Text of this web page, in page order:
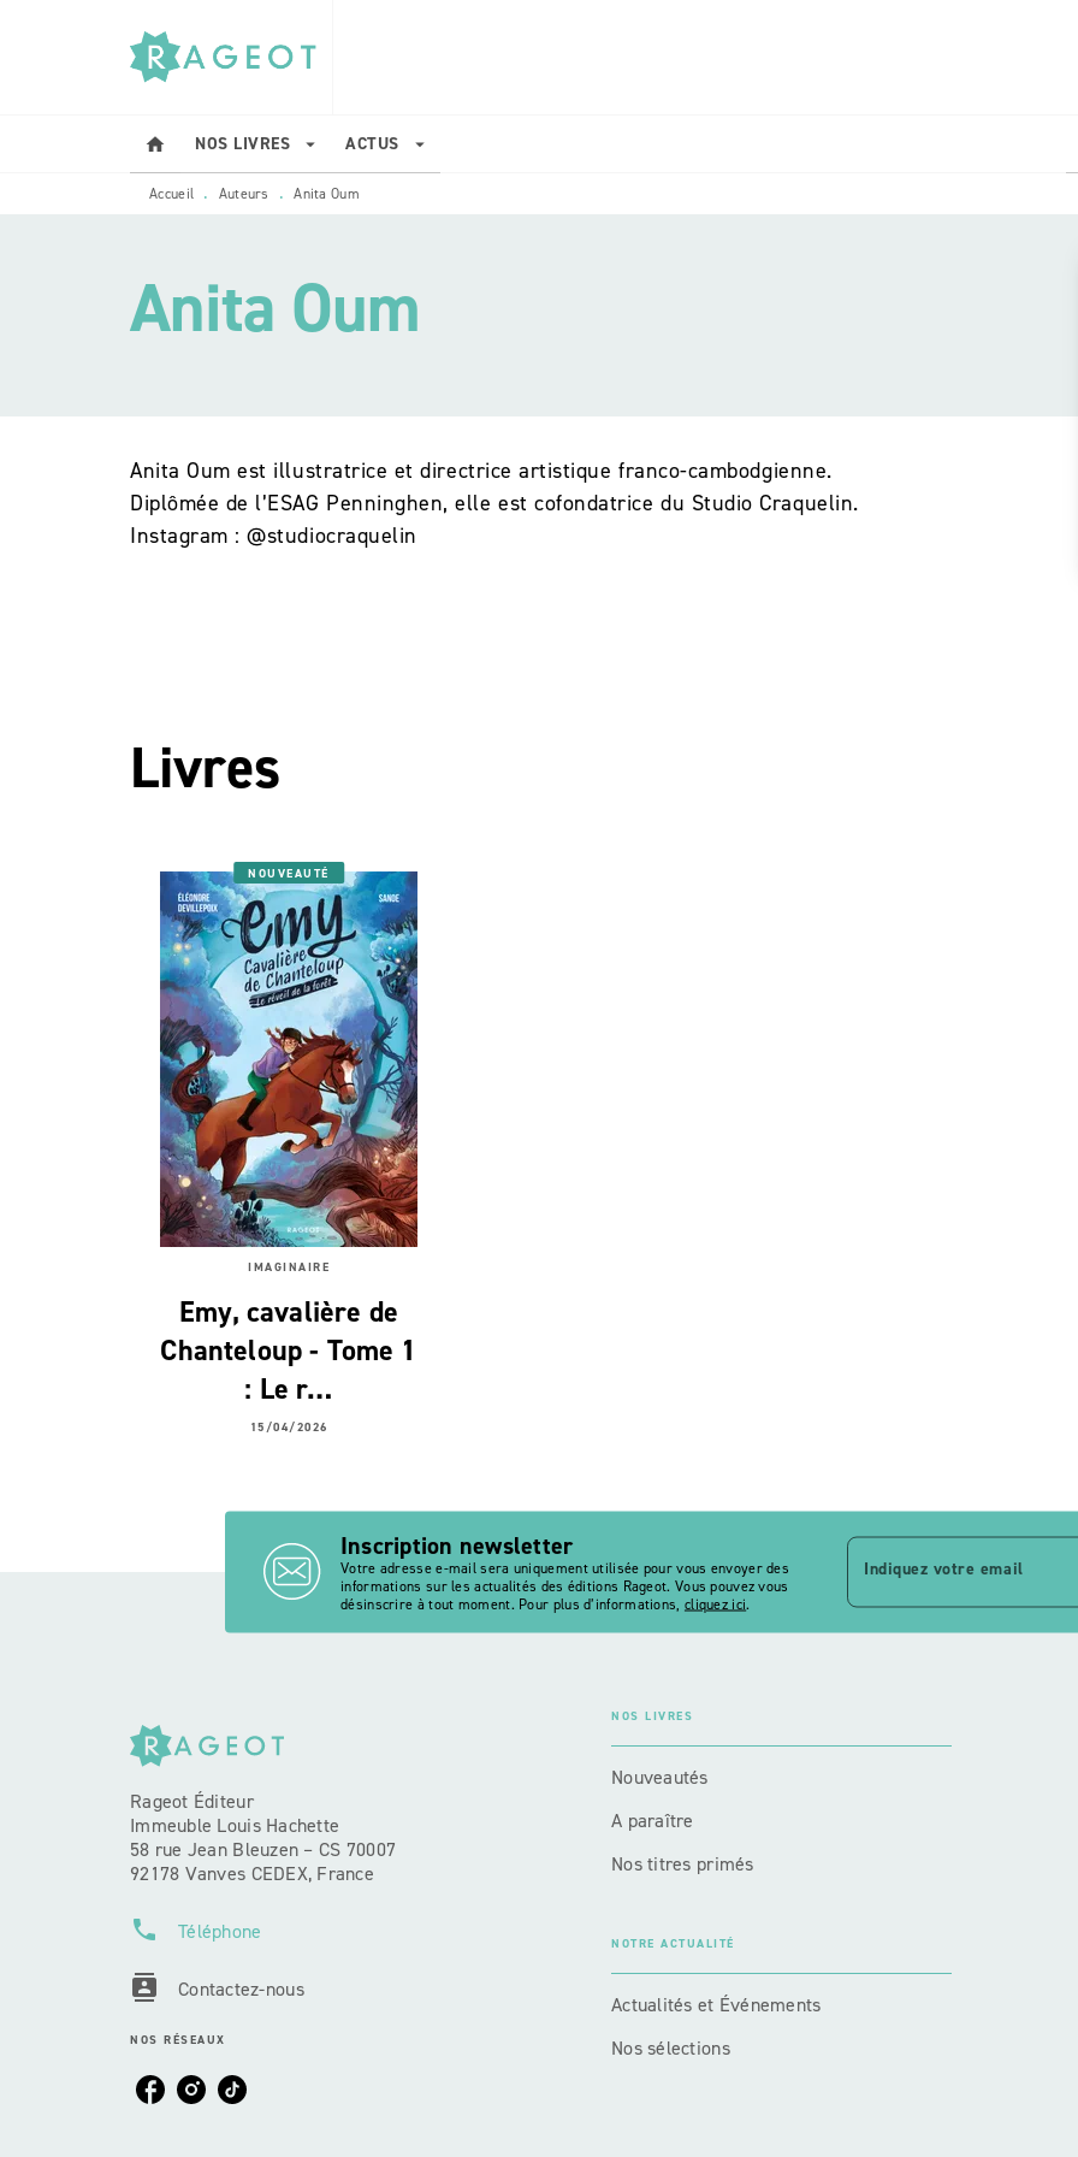
MENU RECHERCHE
home NOS LIVRES arrow_drop_down ACTUS arrow_drop_down
Accueil • Auteurs • Anita Oum
Anita Oum
Anita Oum est illustratrice et directrice artistique franco-cambodgienne.
Diplômée de l’ESAG Penninghen, elle est cofondatrice du Studio Craquelin.
Instagram : @studiocraquelin
Livres
NOUVEAUTÉ
IMAGINAIRE
Emy, cavalière de
Chanteloup - Tome 1
: Le r…
15/04/2026
Inscription newsletter
Votre adresse e-mail sera uniquement utilisée pour vous envoyer des
informations sur les actualités des éditions Rageot. Vous pouvez vous
désinscrire à tout moment. Pour plus d’informations, cliquez ici.
Indiquez votre email
Rageot Éditeur
Immeuble Louis Hachette
58 rue Jean Bleuzen – CS 70007
92178 Vanves CEDEX, France
phone Téléphone
contacts Contactez-nous
NOS RÉSEAUX
NOS LIVRES
Nouveautés
A paraître
Nos titres primés
NOTRE ACTUALITÉ
Actualités et Événements
Nos sélections